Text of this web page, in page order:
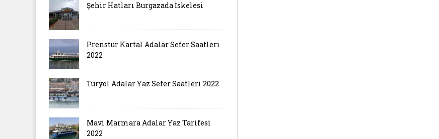
Şehir Hatları Burgazada İskelesi
Prenstur Kartal Adalar Sefer Saatleri
2022
Turyol Adalar Yaz Sefer Saatleri 2022
Mavi Marmara Adalar Yaz Tarifesi
2022